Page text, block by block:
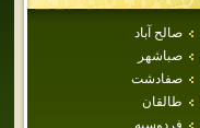
صالح آباد
صباشهر
صفادشت
طالقان
فردوسيه